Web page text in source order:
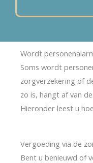
Wordt
Soms wordt
zorgverzekering of
zo is, hangt af van
Hieronder leest u
Vergoeding via de
Bent u benieuwd of